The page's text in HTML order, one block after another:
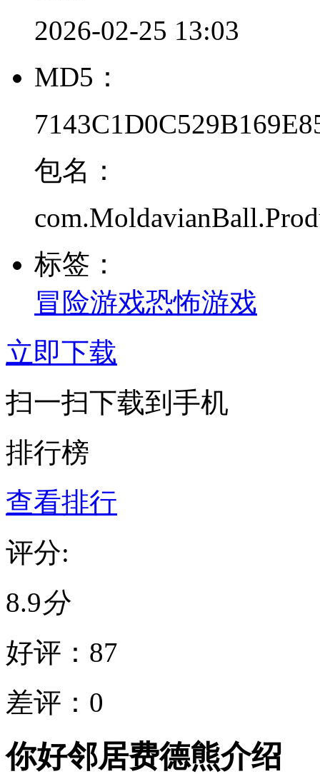
2026-02-25 13:03
MD5：
包名：
标签：
冒险游戏恐怖游戏
立即下载
扫一扫下载到手机
排行榜
查看排行
评分:
8.9分
好评： 87
差评： 0
你好邻居费德熊介绍